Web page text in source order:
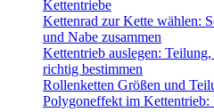
Kettentriebe
Kettenrad zur Kette wählen:
und Nabe zusammen
Kettentrieb auslegen:
richtig bestimmen
Rollenketten Größen und
Polygoneffekt im